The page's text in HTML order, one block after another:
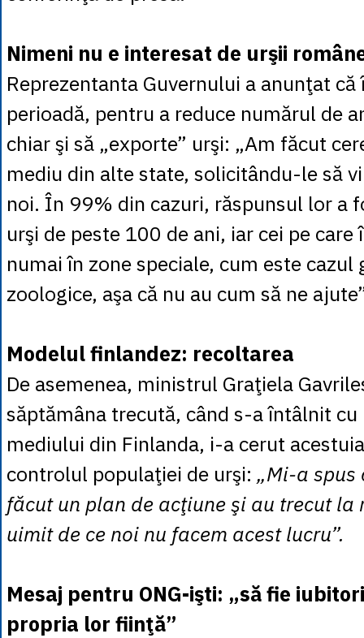
Nimeni nu e interesat de urşii
Reprezentanta Guvernului a anunţat
perioadă, pentru a reduce numărul de
chiar şi să „exporte” urşi: „Am făcut
mediu din alte state, solicitându-le să
noi. În 99% din cazuri, răspunsul lor a
urşi de peste 100 de ani, iar cei pe care
numai în zone speciale, cum este cazul
zoologice, aşa că nu au cum să ne
Modelul finlandez: recoltarea
De asemenea, ministrul Graţiela
săptămâna trecută, când s-a întâlnit
mediului din Finlanda, i-a cerut
controlul populaţiei de urşi: „Mi-a spus
făcut un plan de acţiune şi au trecut la
uimit de ce noi nu facem acest lucru”.
Mesaj pentru ONG-işti: „să fie
propria lor fiinţă”